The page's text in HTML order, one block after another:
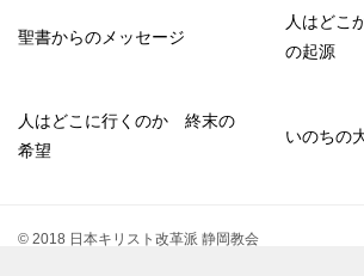
聖書からのメッセージ
人はどこ
の起源
人はどこに行くのか 終末の
希望
いのちの
© 2018 日本キリスト改革派 静岡教会